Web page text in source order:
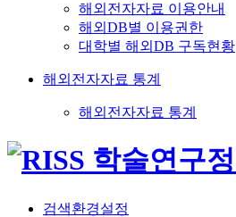
해외전자자료 이용안내
해외DB별 이용권한
대학별 해외DB 구독현황
해외전자자료 통계
해외전자자료 통계
검색환경설정